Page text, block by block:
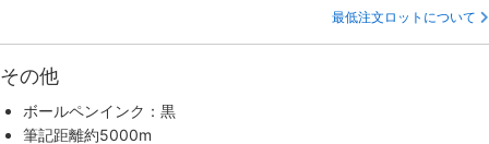
最低注文ロットについて
その他
ボールペンインク：黒
筆記距離約5000m